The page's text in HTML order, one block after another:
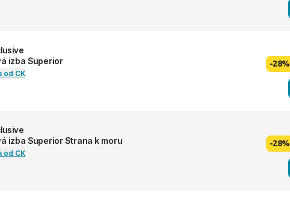
izba Superior
od CK
-28%
izba Superior Strana k moru
od CK
-28%